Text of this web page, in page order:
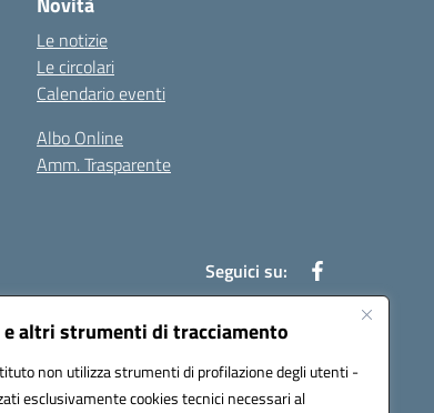
e altri strumenti di tracciamento
non utilizza strumenti di profilazione degli utenti -
esclusivamente cookies tecnici necessari al
Le notizie
Le circolari
Calendario eventi
Albo Online
Amm. Trasparente
Seguici su: